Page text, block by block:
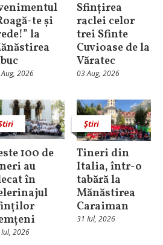
te și
la
2026
Sfințirea
raclei celor
trei Sfinte
Cuvioase de la
Văratec
03 Aug, 2026
100 de
au
în
2026
Știri
Tineri din
Italia, într-o
tabără la
Mănăstirea
Caraiman
31 Iul, 2026